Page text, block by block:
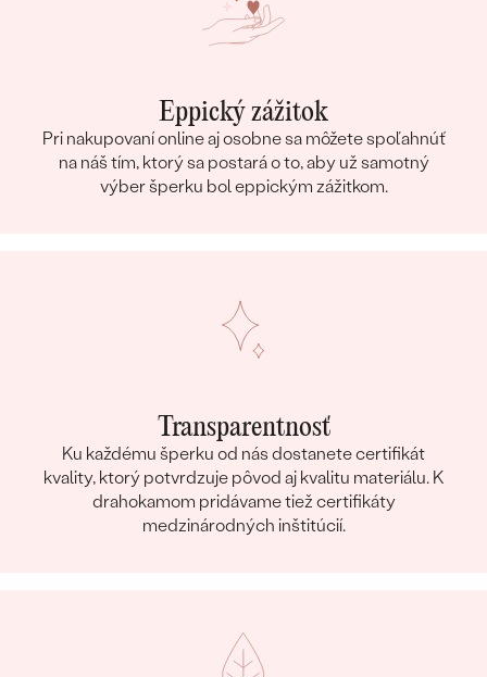
Eppický zážitok
Pri nakupovaní online aj osobne sa môžete spoľahnúť
na náš tím, ktorý sa postará o to, aby už samotný
výber šperku bol eppickým zážitkom.
Transparentnosť
Ku každému šperku od nás dostanete certifikát
kvality, ktorý potvrdzuje pôvod aj kvalitu materiálu. K
drahokamom pridávame tiež certifikáty
medzinárodných inštitúcií.